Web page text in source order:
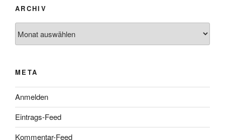
ARCHIV
META
Anmelden
Eintrags-Feed
Kommentar-Feed